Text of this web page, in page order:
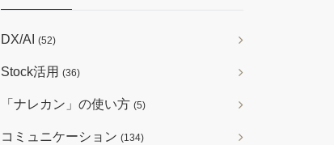
DX/AI (52)
Stock活用 (36)
「ナレカン」の使い方 (5)
コミュニケーション (134)